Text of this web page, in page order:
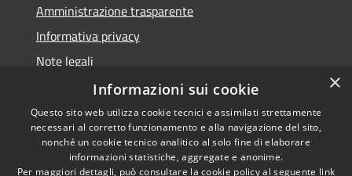
Amministrazione trasparente
Informativa privacy
Note legali
Dichiarazione di accessibilità
RSS
Copyright © 2026 • Comune di
×
Informazioni sui cookie
Questo sito web utilizza cookie tecnici e assimilati strettamente
necessari al corretto funzionamento e alla navigazione del sito,
nonché un cookie tecnico analitico al solo fine di elaborare
informazioni statistiche, aggregate e anonime.
Per maggiori dettagli, può consultare la cookie policy al seguente link